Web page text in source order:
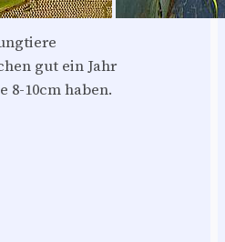
gut ein Jahr
8-10cm haben.